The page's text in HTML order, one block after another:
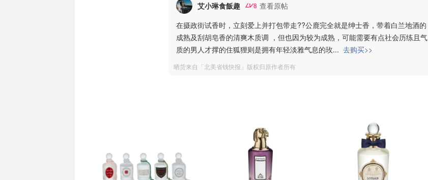
艾小琳食飯趣 8 查看原帖
在摄政街试香时，立刻爱上并打包带走??公鹿完全就是绅士香，带着白兰地酒的
成熟及刮胡皂香的清爽木质调 ，但也因为较为成熟，可能需要有点社会历练且气
质的男人才撑的住狐狸则是拥有年轻淡雅气息的玫... 去购买>>
晒货来自「北美省钱快报」版权归原作者所有